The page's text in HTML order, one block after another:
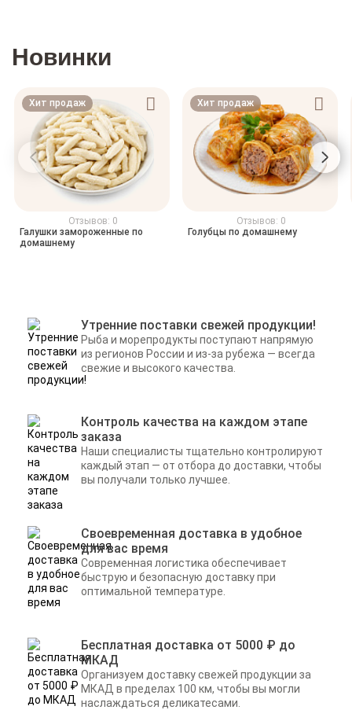
Новинки
Хит продаж
Отзывов: 0
Галушки замороженные по
домашнему
Хит продаж
Отзывов: 0
Голубцы по домашнему
Утренние поставки свежей продукции!
Рыба и морепродукты поступают напрямую
из регионов России и из-за рубежа — всегда
свежие и высокого качества.
Контроль качества на каждом этапе
заказа
Наши специалисты тщательно контролируют
каждый этап — от отбора до доставки, чтобы
вы получали только лучшее.
Своевременная доставка в удобное
для вас время
Современная логистика обеспечивает
быструю и безопасную доставку при
оптимальной температуре.
Бесплатная доставка от 5000 ₽ до
МКАД
Организуем доставку свежей продукции за
МКАД в пределах 100 км, чтобы вы могли
наслаждаться деликатесами.